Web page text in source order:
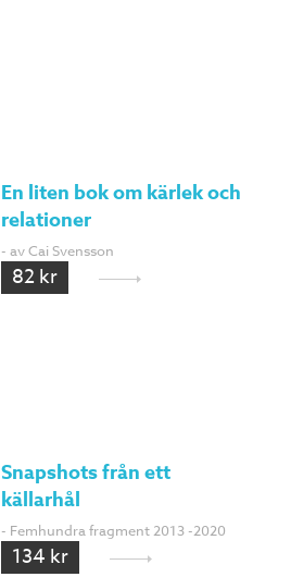
En liten bok om kärlek och
relationer
- av Cai Svensson
82 kr
Snapshots från ett
källarhål
- Femhundra fragment 2013 -2020
134 kr